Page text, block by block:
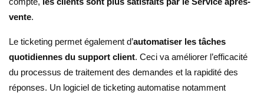
vente.
Le ticketing permet également d’automatiser les tâches
quotidiennes du support client. Ceci va améliorer l’efficacité
du processus de traitement des demandes et la rapidité des
réponses. Un logiciel de ticketing automatise notamment